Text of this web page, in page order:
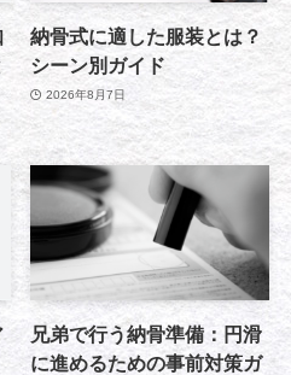
納骨式に適した服装とは？
シーン別ガイド
2026年8月7日
兄弟で行う納骨準備：円滑
に進めるための事前対策ガ